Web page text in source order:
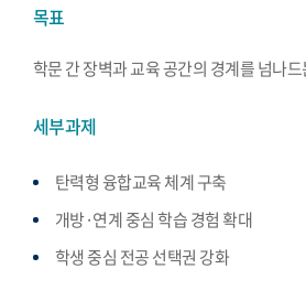
목표
학문 간 장벽과 교육 공간의 경계를 넘나
세부과제
탄력형 융합교육 체계 구축
개방·연계 중심 학습 경험 확대
학생 중심 전공 선택권 강화